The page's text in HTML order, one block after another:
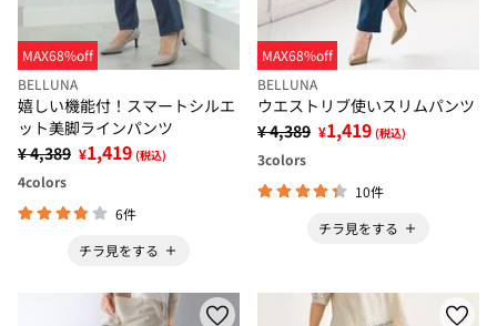
MAX68%off
BELLUNA
嬉しい機能付！スマートシルエ
ット美脚ラインパンツ
¥ 4,389 ¥1,419 (税込)
4colors
6件
チラ見をする
MAX68%off
BELLUNA
ウエストリブ使いスリムパンツ
¥ 4,389 ¥1,419 (税込)
3colors
10件
チラ見をする